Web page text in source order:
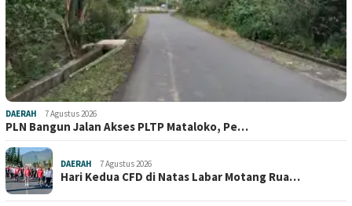
DAERAH 7 Agustus 2026
PLN Bangun Jalan Akses PLTP Mataloko, Pe…
DAERAH 7 Agustus 2026
Hari Kedua CFD di Natas Labar Motang Rua…